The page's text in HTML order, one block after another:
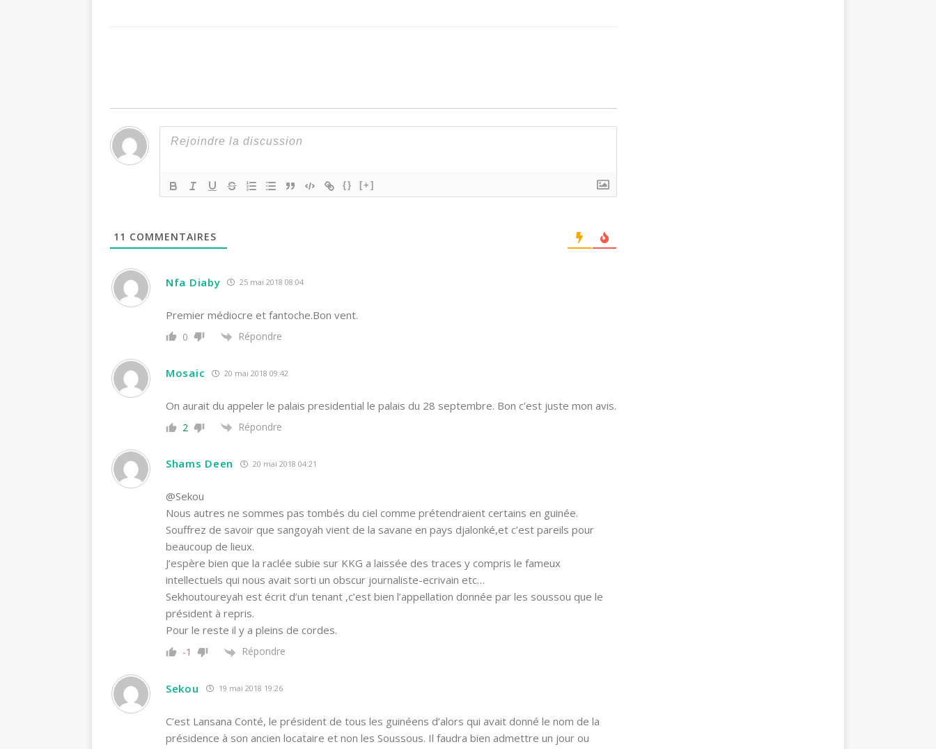
{} [+]
11 COMMENTAIRES
Nfa Diaby 25 mai 2018 08:04
Premier médiocre et fantoche.Bon vent.
0 Répondre
Mosaic 20 mai 2018 09:42
On aurait du appeler le palais presidential le palais du 28 septembre. Bon c’est juste mon avis.
2 Répondre
Shams Deen 20 mai 2018 04:21
@Sekou
Nous autres ne sommes pas tombés du ciel comme prétendraient certains en guinée.
Souffrez de savoir que sangoyah vient de la savane en pays djalonké,et c’est pareils pour
beaucoup de lieux.
J’espère bien que la raclée subie sur KKG a laissée des traces y compris le fameux
intellectuels qui nous avait sorti un obscur journaliste-ecrivain etc…
Sekhoutoureyah est écrit d’un tenant ,c’est bien l’appellation donnée par les soussou que le
président à repris.
Pour le reste il y a pleins de cordes.
-1 Répondre
Sekou 19 mai 2018 19:26
C’est Lansana Conté, le président de tous les guinéens d’alors qui avait donné le nom de la
présidence à son ancien locataire et non les Soussous. Il faudra bien admettre un jour ou